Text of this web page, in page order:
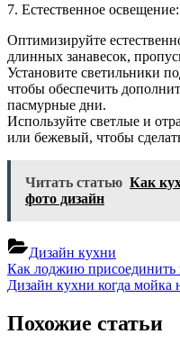
7. Естественное освещение:
Оптимизируйте
длинных занавесок,
Установите светильники
чтобы обеспечить
пасмурные дни.
Используйте светлые и
или бежевый, чтобы
Читать статью Как
фото дизайн
Дизайн кухни
Навигация
по
записям
Previous
Post:
Как лоджию присоединить
Next
Дизайн кухни когда мойка
Похожие статьи